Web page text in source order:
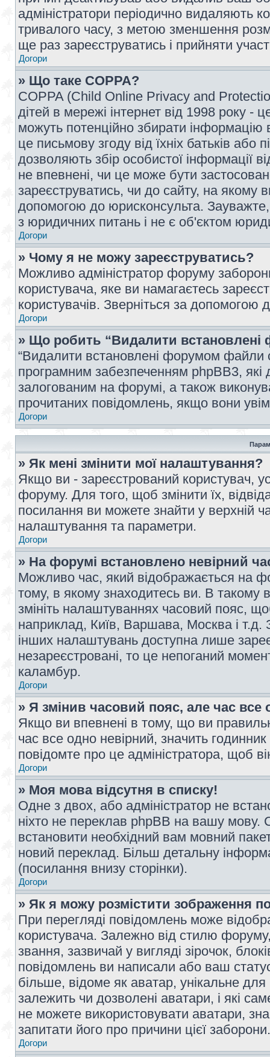
адміністратори періодично видаляють
тривалого часу, з метою зменшення
ще раз зареєструватись і прийняти
Догори
» Що таке COPPA?
COPPA (Child Online Privacy and
дітей в мережі інтернет від 1998 року -
можуть потенційно збирати інформацію
це письмову згоду від їхніх батьків або
дозволяють збір особистої інформації
не впевнені, чи це може бути
зареєструватись, чи до сайту, на якому
допомогою до юрисконсульта.
з юридичних питань і не є об'єктом
Догори
» Чому я не можу зареєструватись?
Можливо адміністратор форуму
користувача, яке ви намагаєтесь
користувачів. Зверніться за допомогою
Догори
» Що робить “Видалити
“Видалити встановлені форумом файли
програмним забезпеченням phpBB3,
залогованим на форумі, а також
прочитаних повідомлень, якщо вони
Догори
» Як мені змінити мої налаштування?
Якщо ви - зареєстрований користувач,
форуму. Для того, щоб змінити їх,
посилання ви можете знайти у верхній
налаштування та параметри.
Догори
» На форумі встановлено невірний
Можливо час, який відображається на
тому, в якому знаходитесь ви. В такому
змініть налаштуваннях часовий пояс,
наприклад, Київ, Варшава, Москва і т.д.
інших налаштувань доступна лише
незареєстровані, то це непоганий
каламбур.
Догори
» Я змінив часовий пояс, але час все
Якщо ви впевнені в тому, що ви
час все одно невірний, значить
повідомте про це адміністратора, щоб
Догори
» Моя мова відсутня в списку!
Одне з двох, або адміністратор не
ніхто не переклав phpBB на вашу мову.
встановити необхідний вам мовний
новий переклад. Більш детальну
(посилання внизу сторінки).
Догори
» Як я можу розмістити зображення
При перегляді повідомлень може
користувача. Залежно від стилю
звання, зазвичай у вигляді зірочок,
повідомлень ви написали або ваш
більше, відоме як аватар, унікальне
залежить чи дозволені аватари, і які
не можете використовувати аватари,
запитати його про причини цієї заборони.
Догори